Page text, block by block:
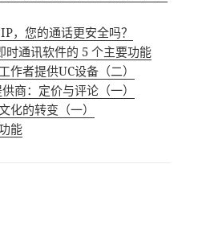
，您的通话更安全吗？
通讯软件的 5 个主要功能
作者提供UC设备（二）
商：定价与评论（一）
化的转变（一）
能